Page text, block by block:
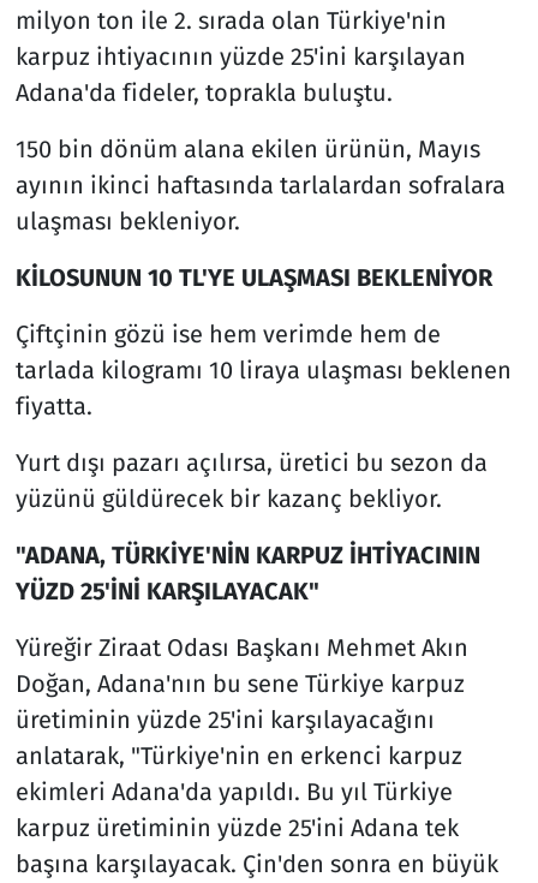
milyon ton ile 2. sırada olan Türkiye'nin
karpuz ihtiyacının yüzde 25'ini karşılayan
Adana'da fideler, toprakla buluştu.
150 bin dönüm alana ekilen ürünün, Mayıs
ayının ikinci haftasında tarlalardan sofralara
ulaşması bekleniyor.
KİLOSUNUN 10 TL'YE ULAŞMASI BEKLENİYOR
Çiftçinin gözü ise hem verimde hem de
tarlada kilogramı 10 liraya ulaşması beklenen
fiyatta.
Yurt dışı pazarı açılırsa, üretici bu sezon da
yüzünü güldürecek bir kazanç bekliyor.
"ADANA, TÜRKİYE'NİN KARPUZ İHTİYACININ
YÜZD 25'İNİ KARŞILAYACAK"
Yüreğir Ziraat Odası Başkanı Mehmet Akın
Doğan, Adana'nın bu sene Türkiye karpuz
üretiminin yüzde 25'ini karşılayacağını
anlatarak, "Türkiye'nin en erkenci karpuz
ekimleri Adana'da yapıldı. Bu yıl Türkiye
karpuz üretiminin yüzde 25'ini Adana tek
başına karşılayacak. Çin'den sonra en büyük